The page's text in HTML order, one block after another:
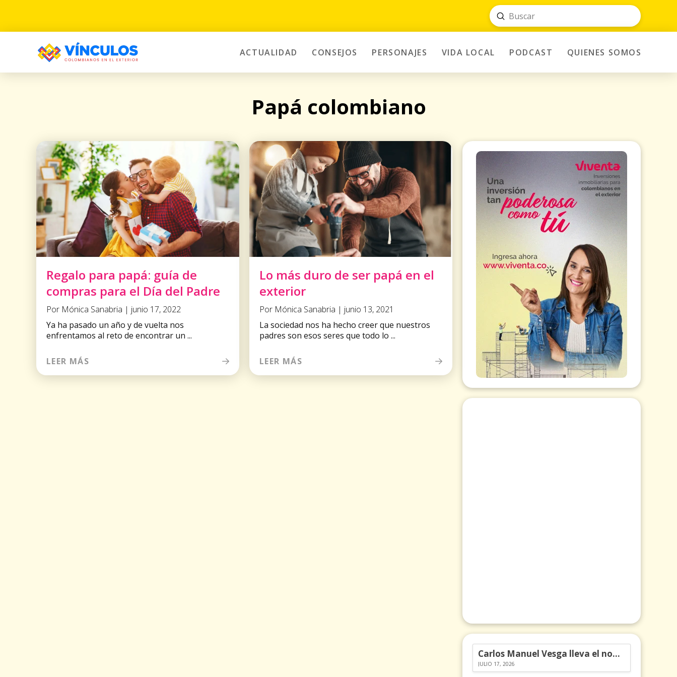
Search
Submit
ACTUALIDAD CONSEJOS PERSONAJES VIDA LOCAL PODCAST QUIENES SOMOS
Papá colombiano
Regalo para papá: guía de
compras para el Día del Padre
Por Mónica Sanabria | junio 17, 2022
Ya ha pasado un año y de vuelta nos
enfrentamos al reto de encontrar un ...
LEER MÁS
Lo más duro de ser papá en el
exterior
Por Mónica Sanabria | junio 13, 2021
La sociedad nos ha hecho creer que nuestros
padres son esos seres que todo lo ...
LEER MÁS
Carlos Manuel Vesga lleva el nombre de Colombia a los Emmy
JULIO 17, 2026